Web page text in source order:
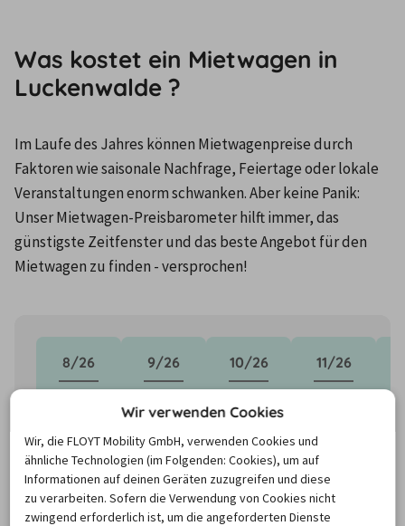
Was kostet ein Mietwagen in
Luckenwalde ?
Im Laufe des Jahres können Mietwagenpreise durch
Faktoren wie saisonale Nachfrage, Feiertage oder lokale
Veranstaltungen enorm schwanken. Aber keine Panik:
Unser Mietwagen-Preisbarometer hilft immer, das
günstigste Zeitfenster und das beste Angebot für den
Mietwagen zu finden - versprochen!
8/26 9/26 10/26 11/26
Wir verwenden Cookies
Wir, die FLOYT Mobility GmbH, verwenden Cookies und
ähnliche Technologien (im Folgenden: Cookies), um auf
Informationen auf deinen Geräten zuzugreifen und diese
zu verarbeiten. Sofern die Verwendung von Cookies nicht
zwingend erforderlich ist, um die angeforderten Dienste